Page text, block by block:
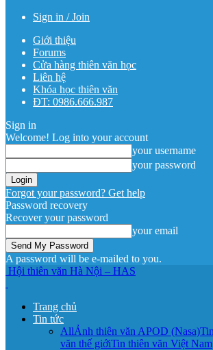
Sign in / Join
Giới thiệu
Forums
Cửa hàng thiên văn học
Liên hệ
Khóa học thiên văn
ĐT: 0986.666.987
Sign in
Welcome! Log into your account
your username
your password
Forgot your password? Get help
Password recovery
Recover your password
your email
A password will be e-mailed to you.
Hội thiên văn Hà Nội – HAS
Trang chủ
Tin tức
AllẢnh thiên văn APOD (Nasa)
văn thế giớiTin thiên văn Việt Nam